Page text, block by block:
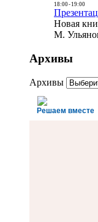
18:00- 19:00
Новая
М.
Архивы
Архивы
Решаем вместе